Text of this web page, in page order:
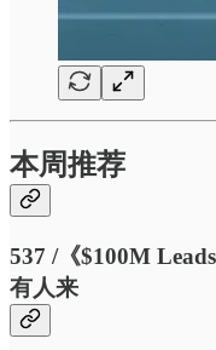
本周推荐
537 /《$100M
有人来